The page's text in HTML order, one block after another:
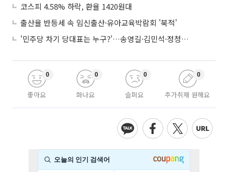
코스피 4.58% 하락, 환율 1420원대
출산율 반등세 속 임신출산·유아교육박람회 '북적'
'민주당 차기 당대표는 누구?'…송영길·김민석·정청래 토론회
좋아요
0
화나요
0
슬퍼요
0
추가취재 원해요
0